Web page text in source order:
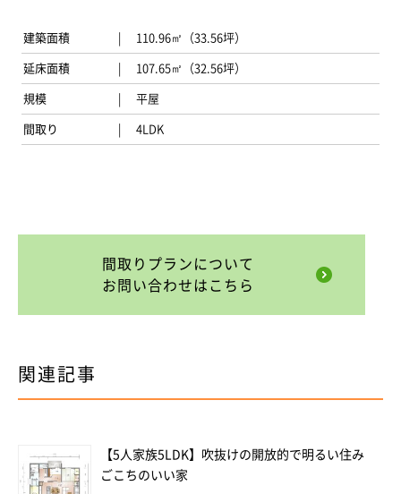
建築面積 110.96㎡（33.56坪）
延床面積 107.65㎡（32.56坪）
規模 平屋
間取り 4LDK
間取りプランについて
お問い合わせはこちら
関連記事
【5人家族5LDK】吹抜けの開放的で明るい住み
ごこちのいい家